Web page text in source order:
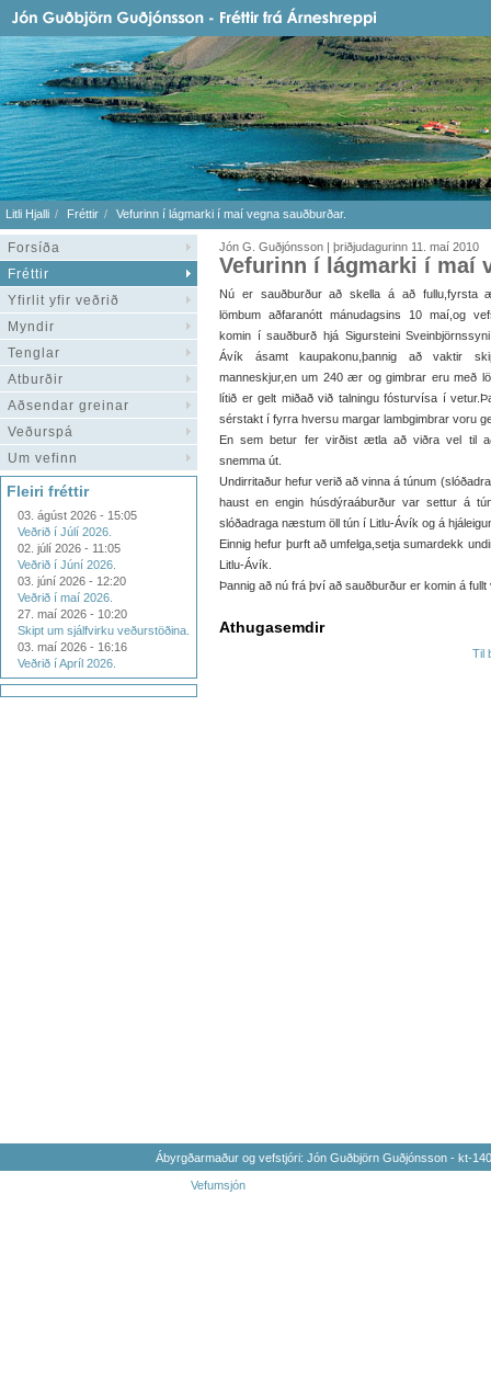
Litli Hjalli Fréttir Vefurinn í lágmarki í maí vegna sauðburðar.
Forsíða
Fréttir
Yfirlit yfir veðrið
Myndir
Tenglar
Atburðir
Aðsendar greinar
Veðurspá
Um vefinn
Fleiri fréttir
03. ágúst 2026 - 15:05
Veðrið í Júlí 2026.
02. júlí 2026 - 11:05
Veðrið í Júní 2026.
03. júní 2026 - 12:20
Veðrið í maí 2026.
27. maí 2026 - 10:20
Skipt um sjálfvirku veðurstöðina.
03. maí 2026 - 16:16
Veðrið í Apríl 2026.
Jón G. Guðjónsson | þriðjudagurinn 11. maí 2010
Vefurinn í lágmarki í maí
Nú er sauðburður að skella á að fullu,fyrsta
lömbum aðfaranótt mánudagsins 10 maí,og
komin í sauðburð hjá Sigursteini
Ávík ásamt kaupakonu,þannig að vaktir
manneskjur,en um 240 ær og gimbrar eru með
lítið er gelt miðað við talningu fósturvísa í
sérstakt í fyrra hversu margar lambgimbrar voru
En sem betur fer virðist ætla að viðra vel til
snemma út.
Undirritaður hefur verið að vinna á túnum
haust en engin húsdýraáburður var settur á
slóðadraga næstum öll tún í Litlu-Ávík og á
Einnig hefur þurft að umfelga,setja sumardekk
Litlu-Ávík.
Þannig að nú frá því að sauðburður er komin á
Athugasemdir
Til
Ábyrgðarmaður og vefstjóri: Jón Guðbjörn Guðjónsson - kt-
Vefumsjón